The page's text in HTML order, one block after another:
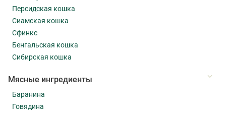
Персидская кошка
Сиамская кошка
Сфинкс
Бенгальская кошка
Сибирская кошка
Мясные ингредиенты
Баранина
Говядина